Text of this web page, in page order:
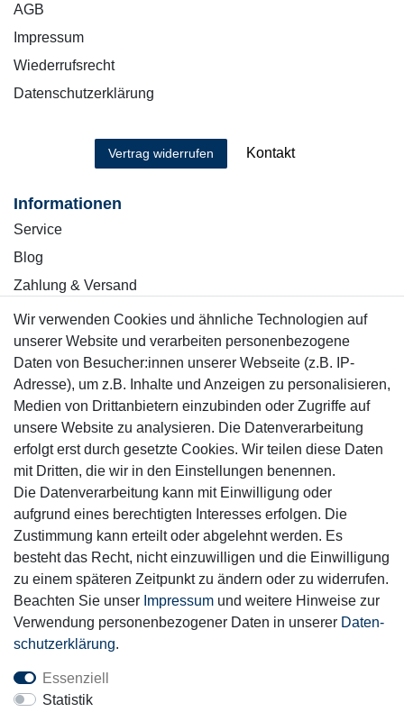
AGB
Impressum
Wiederrufsrecht
Datenschutzerklärung
Vertrag widerrufen Kontakt
Informationen
Service
Blog
Zahlung & Versand
Sicher einkaufen
Mitglied
Motor-Fit
© Copyright 2026 | Alle Rechte vorbehalten.
Wir verwenden Cookies und ähnliche Technologien auf
unserer Website und verarbeiten personenbezogene
Daten von Besucher:innen unserer Webseite (z.B. IP-
Adresse), um z.B. Inhalte und Anzeigen zu personalisieren,
Medien von Drittanbietern einzubinden oder Zugriffe auf
unsere Website zu analysieren. Die Datenverarbeitung
erfolgt erst durch gesetzte Cookies. Wir teilen diese Daten
mit Dritten, die wir in den Einstellungen benennen.
Die Datenverarbeitung kann mit Einwilligung oder
aufgrund eines berechtigten Interesses erfolgen. Die
Zustimmung kann erteilt oder abgelehnt werden. Es
besteht das Recht, nicht einzuwilligen und die Einwilligung
zu einem späteren Zeitpunkt zu ändern oder zu widerrufen.
Beachten Sie unser Impressum und weitere Hinweise zur
Verwendung personenbezogener Daten in unserer Daten­
schutz­erklärung.
Essenziell
Statistik